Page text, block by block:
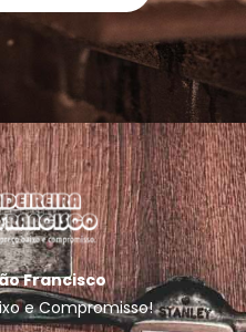
Francisco
e Compromisso!